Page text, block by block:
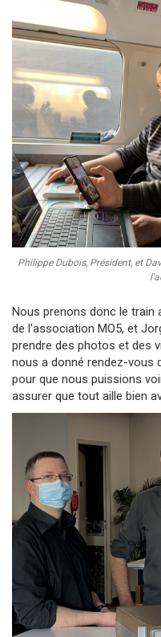
Philippe Dubois, Président, et
Nous prenons donc le train
de l'association MO5, et
prendre des photos et des
nous a donné rendez-vous
pour que nous puissions
assurer que tout aille bien